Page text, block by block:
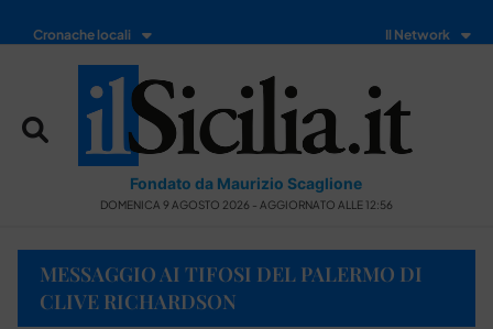
Cronache locali Il Network
Fondato da Maurizio Scaglione
DOMENICA 9 AGOSTO 2026 - AGGIORNATO ALLE 12:56
MESSAGGIO AI TIFOSI DEL PALERMO DI
CLIVE RICHARDSON